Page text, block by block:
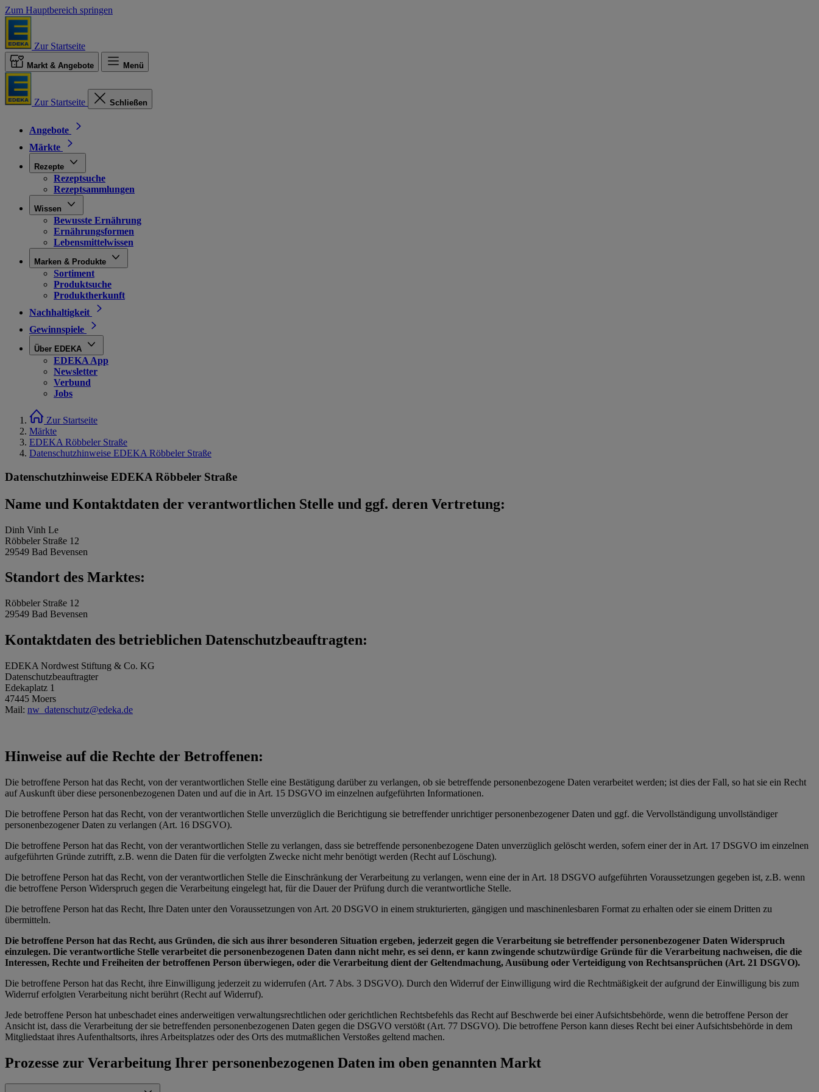
Zum Hauptbereich springen
Zur Startseite
Markt & Angebote Menü
Zur Startseite Schließen
Angebote
Märkte
Rezepte
Rezeptsuche
Rezeptsammlungen
Wissen
Bewusste Ernährung
Ernährungsformen
Lebensmittelwissen
Marken & Produkte
Sortiment
Produktsuche
Produktherkunft
Nachhaltigkeit
Gewinnspiele
Über EDEKA
EDEKA App
Newsletter
Verbund
Jobs
Zur Startseite
Märkte
EDEKA Röbbeler Straße
Datenschutzhinweise EDEKA Röbbeler Straße
Datenschutzhinweise EDEKA Röbbeler Straße
Name und Kontaktdaten der verantwortlichen Stelle und ggf. deren Vertretung:
Dinh Vinh Le
Röbbeler Straße 12
29549 Bad Bevensen
Standort des Marktes:
Röbbeler Straße 12
29549 Bad Bevensen
Kontaktdaten des betrieblichen Datenschutzbeauftragten:
EDEKA Nordwest Stiftung & Co. KG
Datenschutzbeauftragter
Edekaplatz 1
47445 Moers
Mail: nw_datenschutz@edeka.de
Hinweise auf die Rechte der Betroffenen:
Die betroffene Person hat das Recht, von der verantwortlichen Stelle eine Bestätigung darüber zu verlangen, ob sie betreffende personenbezogene Daten verarbeitet werden; ist dies der Fall, so hat sie ein Recht
auf Auskunft über diese personenbezogenen Daten und auf die in Art. 15 DSGVO im einzelnen aufgeführten Informationen.
Die betroffene Person hat das Recht, von der verantwortlichen Stelle unverzüglich die Berichtigung sie betreffender unrichtiger personenbezogener Daten und ggf. die Vervollständigung unvollständiger
personenbezogener Daten zu verlangen (Art. 16 DSGVO).
Die betroffene Person hat das Recht, von der verantwortlichen Stelle zu verlangen, dass sie betreffende personenbezogene Daten unverzüglich gelöscht werden, sofern einer der in Art. 17 DSGVO im einzelnen
aufgeführten Gründe zutrifft, z.B. wenn die Daten für die verfolgten Zwecke nicht mehr benötigt werden (Recht auf Löschung).
Die betroffene Person hat das Recht, von der verantwortlichen Stelle die Einschränkung der Verarbeitung zu verlangen, wenn eine der in Art. 18 DSGVO aufgeführten Voraussetzungen gegeben ist, z.B. wenn
die betroffene Person Widerspruch gegen die Verarbeitung eingelegt hat, für die Dauer der Prüfung durch die verantwortliche Stelle.
Die betroffene Person hat das Recht, Ihre Daten unter den Voraussetzungen von Art. 20 DSGVO in einem strukturierten, gängigen und maschinenlesbaren Format zu erhalten oder sie einem Dritten zu
übermitteln.
Die betroffene Person hat das Recht, aus Gründen, die sich aus ihrer besonderen Situation ergeben, jederzeit gegen die Verarbeitung sie betreffender personenbezogener Daten Widerspruch
einzulegen. Die verantwortliche Stelle verarbeitet die personenbezogenen Daten dann nicht mehr, es sei denn, er kann zwingende schutzwürdige Gründe für die Verarbeitung nachweisen, die die
Interessen, Rechte und Freiheiten der betroffenen Person überwiegen, oder die Verarbeitung dient der Geltendmachung, Ausübung oder Verteidigung von Rechtsansprüchen (Art. 21 DSGVO).
Die betroffene Person hat das Recht, ihre Einwilligung jederzeit zu widerrufen (Art. 7 Abs. 3 DSGVO). Durch den Widerruf der Einwilligung wird die Rechtmäßigkeit der aufgrund der Einwilligung bis zum
Widerruf erfolgten Verarbeitung nicht berührt (Recht auf Widerruf).
Jede betroffene Person hat unbeschadet eines anderweitigen verwaltungsrechtlichen oder gerichtlichen Rechtsbefehls das Recht auf Beschwerde bei einer Aufsichtsbehörde, wenn die betroffene Person der
Ansicht ist, dass die Verarbeitung der sie betreffenden personenbezogenen Daten gegen die DSGVO verstößt (Art. 77 DSGVO). Die betroffene Person kann dieses Recht bei einer Aufsichtsbehörde in dem
Mitgliedstaat ihres Aufenthaltsorts, ihres Arbeitsplatzes oder des Orts des mutmaßlichen Verstoßes geltend machen.
Prozesse zur Verarbeitung Ihrer personenbezogenen Daten im oben genannten Markt